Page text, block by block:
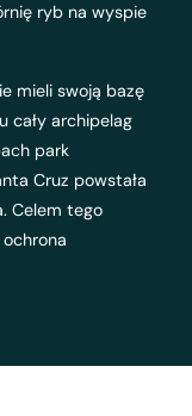
ryb na wyspie
mieli swoją bazę
cały archipelag
park
Cruz powstała
Celem tego